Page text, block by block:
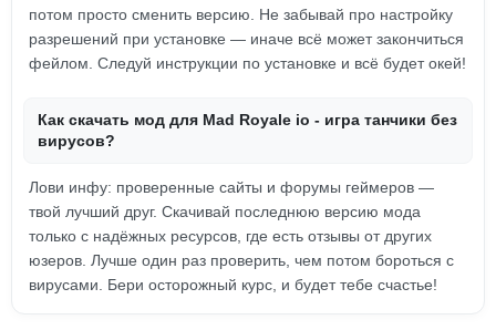
потом просто сменить версию. Не забывай про настройку
разрешений при установке — иначе всё может закончиться
фейлом. Следуй инструкции по установке и всё будет окей!
Как скачать мод для Mad Royale io - игра танчики без
вирусов?
Лови инфу: проверенные сайты и форумы геймеров —
твой лучший друг. Скачивай последнюю версию мода
только с надёжных ресурсов, где есть отзывы от других
юзеров. Лучше один раз проверить, чем потом бороться с
вирусами. Бери осторожный курс, и будет тебе счастье!